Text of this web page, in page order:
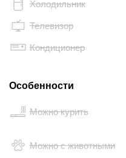
Холодильник
Телевизор
Кондиционер
Особенности
Можно курить
Можно с животными